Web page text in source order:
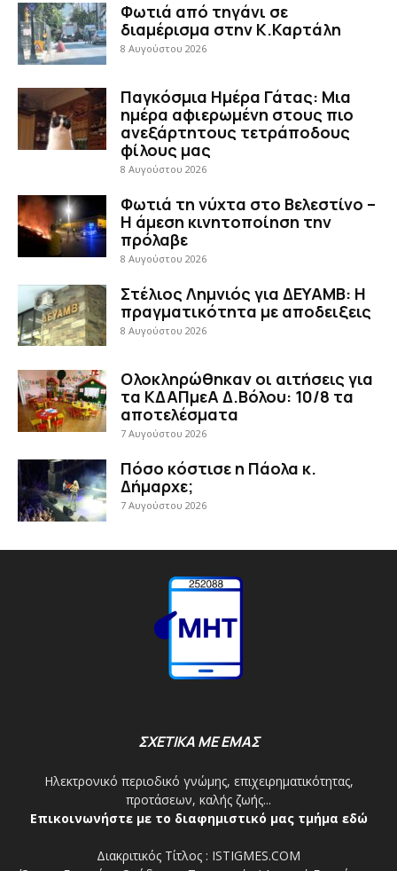
Φωτιά από τηγάνι σε
διαμέρισμα στην Κ.Καρτάλη
8 Αυγούστου 2026
Παγκόσμια Ημέρα Γάτας: Μια
ημέρα αφιερωμένη στους πιο
ανεξάρτητους τετράποδους
φίλους μας
8 Αυγούστου 2026
Φωτιά τη νύχτα στο Βελεστίνο –
Η άμεση κινητοποίηση την
πρόλαβε
8 Αυγούστου 2026
Στέλιος Λημνιός για ΔΕΥΑΜΒ: Η
πραγματικότητα με αποδειξεις
8 Αυγούστου 2026
Ολοκληρώθηκαν οι αιτήσεις για
τα ΚΔΑΠμεΑ Δ.Βόλου: 10/8 τα
αποτελέσματα
7 Αυγούστου 2026
Πόσο κόστισε η Πάολα κ.
Δήμαρχε;
7 Αυγούστου 2026
ΣΧΕΤΙΚΑ ΜΕ ΕΜΑΣ
Ηλεκτρονικό περιοδικό γνώμης, επιχειρηματικότητας,
προτάσεων, καλής ζωής...
Επικοινωνήστε με το διαφημιστικό μας τμήμα εδώ
Διακριτικός Τίτλος : ISTIGMES.COM